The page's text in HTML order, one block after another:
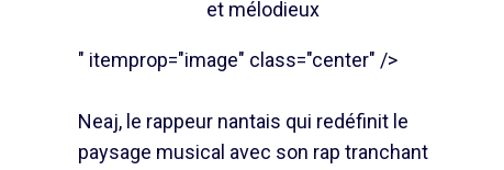
et mélodieux
" itemprop="image" class="center" />
Neaj, le rappeur nantais qui redéfinit le
paysage musical avec son rap tranchant